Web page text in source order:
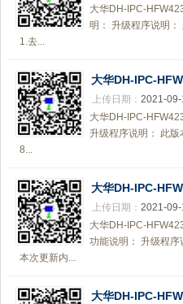
大华DH-IPC-
明： 升级程序说明
1.去...
大华DH-IPC-
上传日期： 2021-
大华DH-IPC-
升级程序说明： 此
8...
大华DH-IPC-
上传日期： 2021-
大华DH-IPC-
功能说明： 升级程
本次更新内...
大华DH-IPC-